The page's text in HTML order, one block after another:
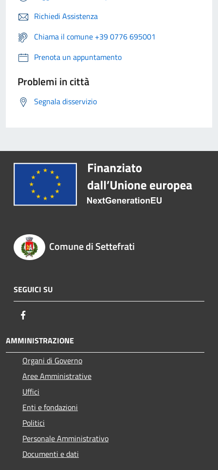
Richiedi Assistenza
Chiama il comune +39 0776 695001
Prenota un appuntamento
Problemi in città
Segnala disservizio
Comune di Settefrati
SEGUICI SU
AMMINISTRAZIONE
Organi di Governo
Aree Amministrative
Uffici
Enti e fondazioni
Politici
Personale Amministrativo
Documenti e dati